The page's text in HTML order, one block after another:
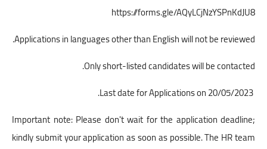
https://forms.gle/AQyLCjNzYSPnKdJU8
Applications in languages other than English will not be reviewed.
Only short-listed candidates will be contacted.
Important note: Please don't wait for the application deadline;
kindly submit your application as soon as possible. The HR team